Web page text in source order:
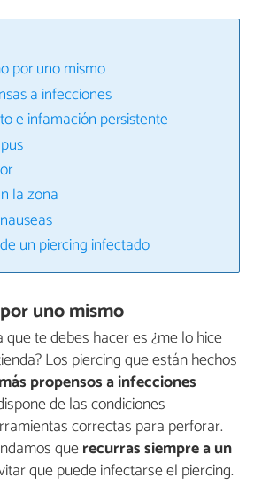
por uno mismo
a infecciones
e infamación persistente
la zona
un piercing infectado
uno mismo
te debes hacer es ¿me lo hice
Los piercing que están hechos
más propensos a infecciones
de las condiciones
correctas para perforar.
querecurras siempre a un
que puede infectarse el piercing.